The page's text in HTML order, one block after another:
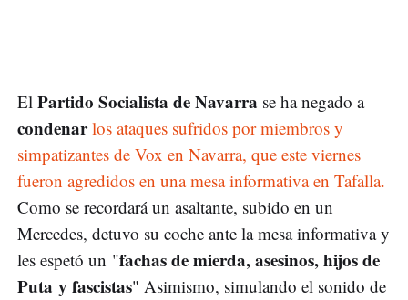
El Partido Socialista de Navarra se ha negado a
condenarlos ataques sufridos por miembros y
simpatizantes de Vox en Navarra, que este viernes
fueron agredidos en una mesa informativa en Tafalla.
Como se recordará un asaltante, subido en un
Mercedes, detuvo su coche ante la mesa informativa y
les espetó un "fachas de mierda, asesinos, hijos de
Puta y fascistas" Asimismo, simulando el sonido de